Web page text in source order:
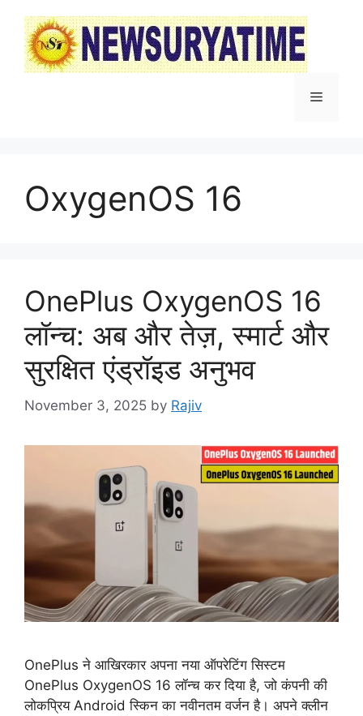
content
Menu
OxygenOS 16
OnePlus OxygenOS 16
लॉन्च: अब और तेज़, स्मार्ट और
सुरक्षित एंड्रॉइड अनुभव
November 3, 2025 by Rajiv
OnePlus ने आखिरकार अपना नया ऑपरेटिंग सिस्टम
OnePlus OxygenOS 16 लॉन्च कर दिया है, जो कंपनी की
लोकप्रिय Android स्किन का नवीनतम वर्जन है। अपने क्लीन